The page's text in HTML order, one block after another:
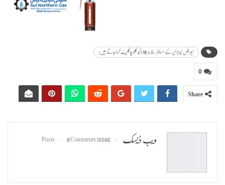
ایمریٹس ایئرلائن کے مسافر سالانہ 10 لاکھ کلو چاکلیٹ کھا جاتے ہیں!
0
Share
ویب ڈیسک 16586 Posts
0 Comments